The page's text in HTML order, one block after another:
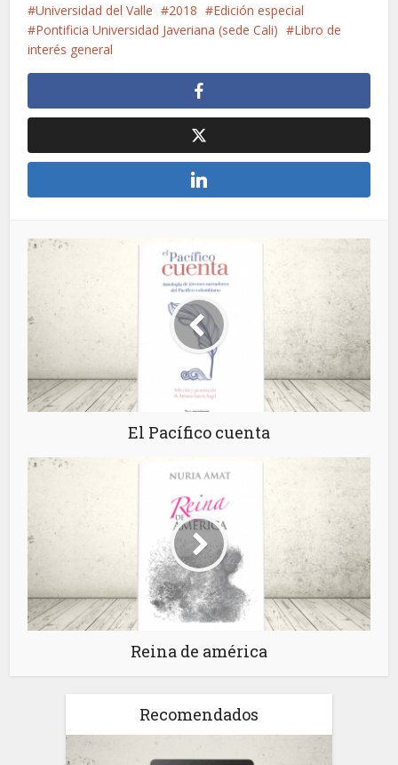
Universidad del Valle
2018
Edición especial
Pontificia Universidad Javeriana (sede Cali)
Libro de
interés general
El Pacífico cuenta
Reina de américa
Recomendados